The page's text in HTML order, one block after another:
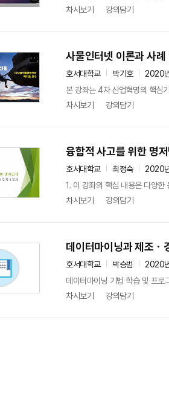
차시보기
강의담기
사물인터넷 이론과 사례
호서대학교 박기호
2020
본 강좌는 4차 산업혁명의 핵심
차시보기
강의담기
융합적 사고를 위한 명
호서대학교 최정숙
2020
1. 이 강좌의 핵심 내용은 다양
차시보기
강의담기
데이터마이닝과 제조ㆍ
호서대학교 박승범
2020
데이터마이닝 기법 학습 및 프로
차시보기
강의담기